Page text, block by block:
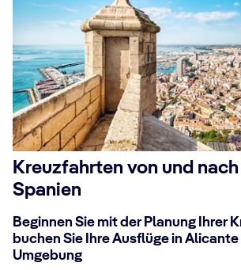
Kreuzfahrten von und
Spanien
Beginnen Sie mit der Planung Ihrer
buchen Sie Ihre Ausflüge in
Umgebung